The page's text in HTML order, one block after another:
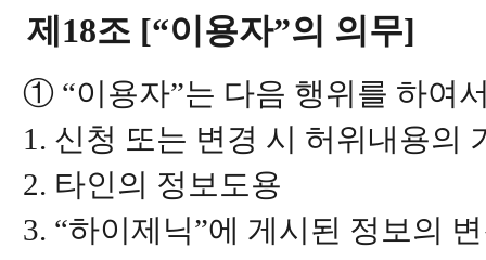
제18조 [“이용자”의 의무]
① “이용자”는 다음 행위를 하여
1. 신청 또는 변경 시 허위내용의
2. 타인의 정보도용
3. “하이제닉”에 게시된 정보의